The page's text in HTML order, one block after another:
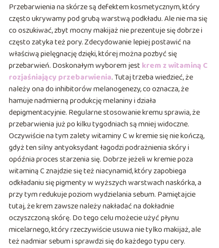
Przebarwienia na skórze są defektem kosmetycznym, który
często ukrywamy pod grubą warstwą podkładu. Ale nie ma się
co oszukiwać, zbyt mocny makijaż nie prezentuje się dobrze i
często zatyka też pory. Zdecydowanie lepiej postawić na
właściwą pielęgnację dzięki, której można pozbyć się
przebarwień. Doskonałym wyborem jest krem z witaminą C
rozjaśniający przebarwienia. Tutaj trzeba wiedzieć, że
należy ona do inhibitorów melanogenezy, co oznacza, że
hamuje nadmierną produkcję melaniny i działa
depigmentacyjnie. Regularne stosowanie kremu sprawia, że
przebarwienia już po kilku tygodniach są mniej widoczne.
Oczywiście na tym zalety witaminy C w kremie się nie kończą,
gdyż ten silny antyoksydant łagodzi podrażnienia skóry i
opóźnia proces starzenia się. Dobrze jeżeli w kremie poza
witaminą C znajdzie się też niacynamid, który zapobiega
odkładaniu się pigmenty w wyższych warstwach naskórka, a
przy tym redukuje poziom wydzielania sebum. Pamiętajcie
tutaj, że krem zawsze należy nakładać na dokładnie
oczyszczoną skórę. Do tego celu możecie użyć płynu
micelarnego, który rzeczywiście usuwa nie tylko makijaż, ale
też nadmiar sebum i sprawdzi się do każdego typu cery.